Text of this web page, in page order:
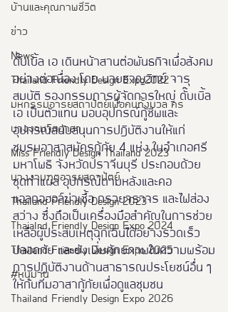
บ้านและคุณภาพชีวิต
ข่าว
News
Thailand Friendly Design Expo2022
มหกรรมอารยสถาปัตย์เพื่อคนทั้งมวล คร
นางงามจิตอาสา
Miss Friendly Design Thailand 2023
นางงามฑูตอารยสถาปัตย์
Thailand Friendly Design 2023
Thaialnd Friendly Design Expo 2024
Thailand Friendly Design Expo 2025
#หนุมาน
Thailand Friendly Design Expo 2026
ดั๊บเบิ้ล เอ เดินหน้าสานต่อพันธกิจเพื่อสังคม
อย่างต่อเนื่อง โดย นายชาญวิทย์ จารุ
สมบัติ รองกรรมการผู้จัดการใหญ่ ดั๊บเบิ้ล
เอ เป็นตัวแทน มอบอุปกรณ์กู้ชีพและ
อุปกรณ์สนับสนุนการปฎิบัติงานให้แก่
ชมรมอาสาสมัครกู้ภัย 4 แห่ง ในอำเภอศรี
มหาโพธิ จังหวัดปราจีนบุรี ประกอบด้วย
ชุดทำแผล อุปกรณ์ดามหลังและคอ
แอลกอฮอล์ฆ่าเชื้อ กรวยจราจร และไฟส่อง
สว่าง ซึ่งถือเป็นเครื่องมือสำคัญในการช่วย
เหลือผู้ประสบเหตุฉุกเฉินได้อย่างรวดเร็ว
ปลอดภัย และยังเพิ่มศักยภาพในความพร้อม
การปฏิบัติงานด้านสาธารณประโยชน์อื่น ๆ
ให้กับทีมอาสากู้ภัยเพื่อดูแลชุมชน